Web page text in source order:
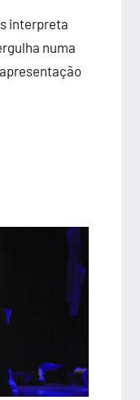
interpreta
numa